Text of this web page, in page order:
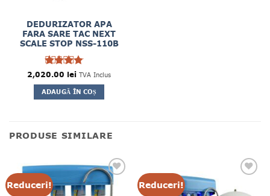
DEDURIZATOR APA
FARA SARE TAC NEXT
SCALE STOP NSS-110B
Evaluat
la4din
5
2,020.00 lei TVA Inclus
ADAUGĂ ÎN COȘ
PRODUSE SIMILARE
Reduceri! Reduceri!